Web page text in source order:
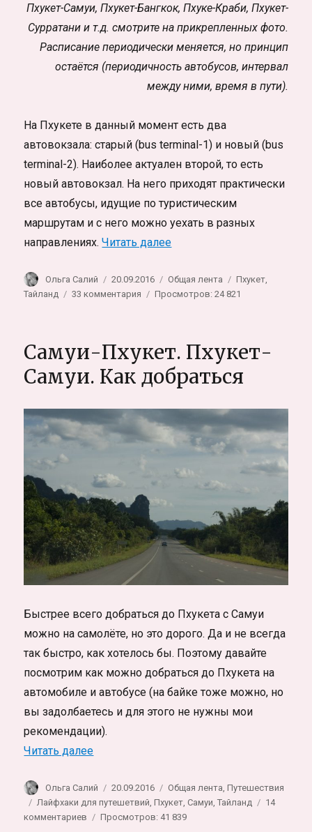
Пхукет-Самуи, Пхукет-Бангкок, Пхуке-Краби, Пхукет-
Сурратани и т.д. смотрите на прикрепленных фото.
Расписание периодически меняется, но принцип
остаётся (периодичность автобусов, интервал
между ними, время в пути).
На Пхукете в данный момент есть два
автовокзала: старый (bus terminal-1) и новый (bus
terminal-2). Наиболее актуален второй, то есть
новый автовокзал. На него приходят практически
все автобусы, идущие по туристическим
маршрутам и с него можно уехать в разных
направлениях.Читать далее«Автовокзал Пхукета. Как
Автор
Ольга Салий Опубликовано
20.09.2016 Рубрики
Общая лента Метки
Пхукет,
Тайланд
33 комментария
Как
добраться
и
автобусов
Просмотров: 24 821
Самуи-Пхукет. Пхукет-
Самуи. Как добраться
Быстрее всего добраться до Пхукета с Самуи
можно на самолёте, но это дорого. Да и не всегда
так быстро, как хотелось бы. Поэтому давайте
посмотрим как можно добраться до Пхукета на
автомобиле и автобусе (на байке тоже можно, но
вы задолбаетесь и для этого не нужны мои
рекомендации).
Читать далее«Самуи-Пхукет. Пхукет-Самуи. Как
Автор
Ольга Салий Опубликовано
20.09.2016 Рубрики
Общая лента ,Путешествия
Метки
Лайфхаки для путешетвий ,Пхукет ,Самуи ,Тайланд
14
комментариев
Просмотров: 41 839